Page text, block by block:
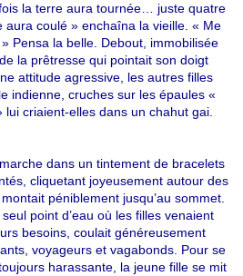
la terre aura tournée… juste quatre
aura coulé » enchaîna la vieille. « Me
Pensa la belle. Debout, immobilisée
la prêtresse qui pointait son doigt
attitude agressive, les autres filles
indienne, cruches sur les épaules «
criaient-elles dans un chahut gai.
dans un tintement de bracelets
cliquetant joyeusement autour des
péniblement jusqu’au sommet.
point d’eau où les filles venaient
besoins, coulait généreusement
voyageurs et vagabonds. Pour se
harassante, la jeune fille se mit